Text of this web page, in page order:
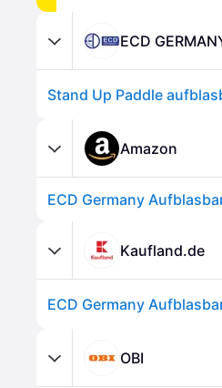
ECD
Amazon
Kaufland.de
OBI